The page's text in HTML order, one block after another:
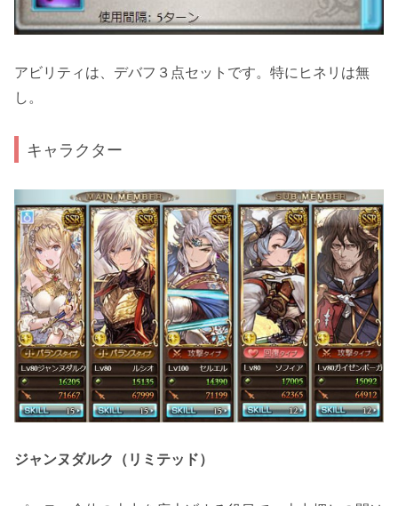
アビリティは、デバフ３点セットです。特にヒネリは無
し。
キャラクター
ジャンヌダルク（リミテッド）